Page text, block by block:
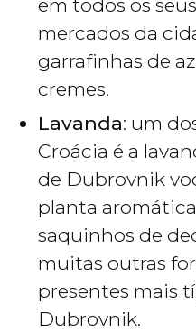
em todos os
mercados da
garrafinhas de
cremes.
Lavanda: um
Croácia é a
de Dubrovnik
planta
saquinhos de
muitas outras
presentes mais
Dubrovnik.